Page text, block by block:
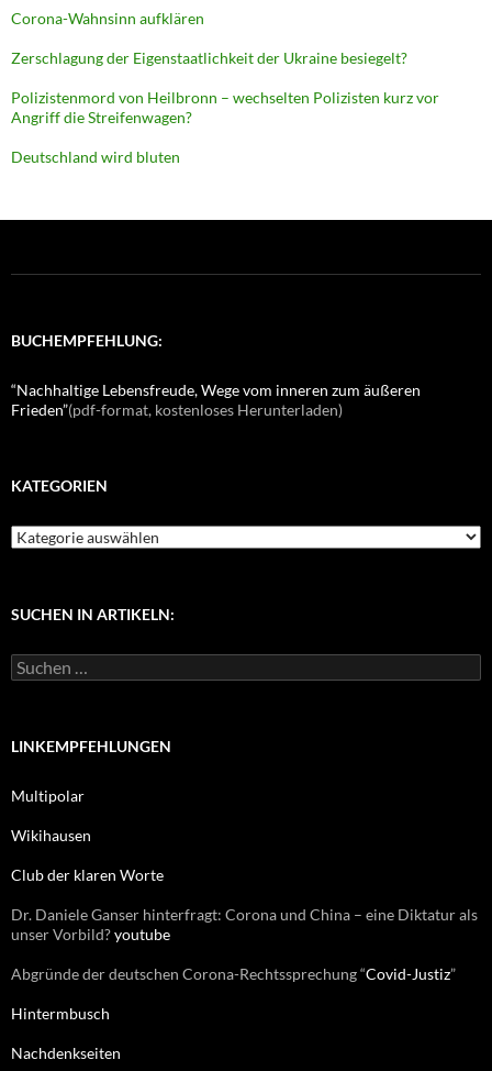
Corona-Wahnsinn aufklären
Zerschlagung der Eigenstaatlichkeit der Ukraine besiegelt?
Polizistenmord von Heilbronn – wechselten Polizisten kurz vor
Angriff die Streifenwagen?
Deutschland wird bluten
BUCHEMPFEHLUNG:
“Nachhaltige Lebensfreude, Wege vom inneren zum äußeren
Frieden”(pdf-format, kostenloses Herunterladen)
KATEGORIEN
K
g
r
SUCHEN IN ARTIKELN:
S
u
e
a
h
LINKEMPFEHLUNGEN
Multipolar
Wikihausen
Club der klaren Worte
Dr. Daniele Ganser hinterfragt: Corona und China – eine Diktatur als
unser Vorbild?youtube
Abgründe der deutschen Corona-Rechtssprechung “Covid-Justiz”
Hintermbusch
Nachdenkseiten